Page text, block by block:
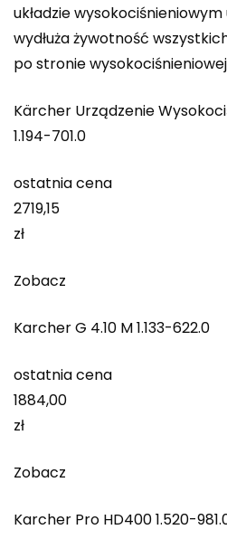
układzie
wydłuża żywotność
po stronie wysokociśnieniowej
Kärcher Urządzenie
1.194-701.0
ostatnia cena
2719,15
zł
Zobacz
Karcher G 4.10 M 1.133-622.0
ostatnia cena
1884,00
zł
Zobacz
Karcher Pro HD400 1.520-